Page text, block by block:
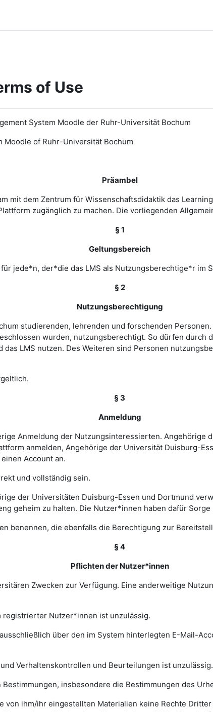
of Use
System Moodle der Ruhr-Universität Bochum
Moodle of Ruhr-Universität Bochum
Präambel
mit dem Zentrum für Wissenschaftsdidaktik das
zugänglich zu machen. Die vorliegenden
§ 1
Geltungsbereich
jede*n, der*die das LMS als Nutzungsberechtige*r im
§ 2
Nutzungsberechtigung
studierenden, lehrenden und forschenden
wurden, nutzungsberechtigt. So dürfen durch
LMS nutzen. Des Weiteren sind Personen
§ 3
Anmeldung
Anmeldung der Nutzungsinteressierten. Angehörige
anmelden, Angehörige der Universität Duisburg-
Account an.
und vollständig sein.
der Universitäten Duisburg-Essen und Dortmund
geheim zu halten. Die Nutzer*innen haben dafür
benennen, die ebenfalls die Berechtigung zur
§ 4
Pflichten der Nutzer*innen
Zwecken zur Verfügung. Eine anderweitige
registrierter Nutzer*innen ist unzulässig.
über den im System hinterlegten E-Mail-
Verhaltenskontrollen und Beurteilungen ist unzulässig.
insbesondere die Bestimmungen des
ihm/ihr eingestellten Materialien keine Rechte